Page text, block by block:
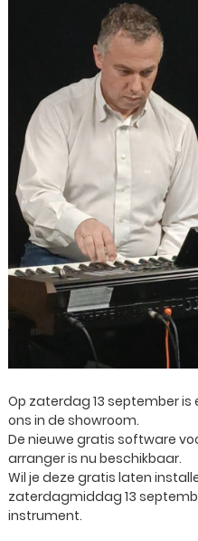
Op zaterdag 13 september is
ons in de showroom.
De nieuwe gratis software
arranger is nu beschikbaar.
Wil je deze gratis laten
zaterdagmiddag 13
instrument.